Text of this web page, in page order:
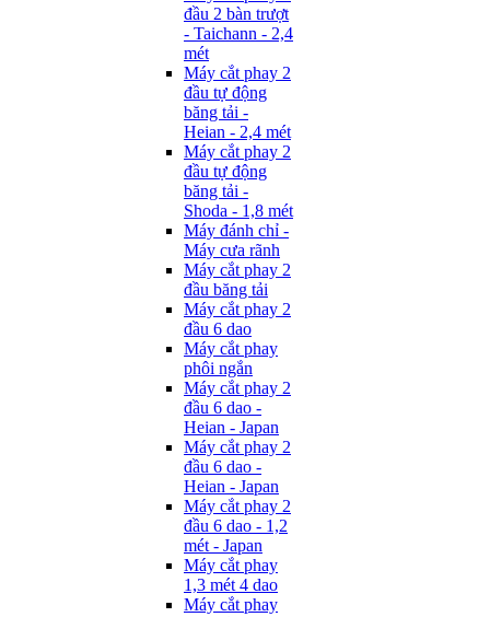
đầu 2 bàn trượt
- Taichann - 2,4
mét
Máy cắt phay 2
đầu tự động
băng tải -
Heian - 2,4 mét
Máy cắt phay 2
đầu tự động
băng tải -
Shoda - 1,8 mét
Máy đánh chỉ -
Máy cưa rãnh
Máy cắt phay 2
đầu băng tải
Máy cắt phay 2
đầu 6 dao
Máy cắt phay
phôi ngắn
Máy cắt phay 2
đầu 6 dao -
Heian - Japan
Máy cắt phay 2
đầu 6 dao -
Heian - Japan
Máy cắt phay 2
đầu 6 dao - 1,2
mét - Japan
Máy cắt phay
1,3 mét 4 dao
Máy cắt phay